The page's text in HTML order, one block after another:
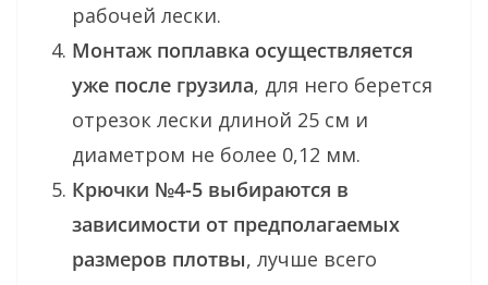
рабочей лески.
Монтаж поплавка осуществляется
уже после грузила, для него берется
отрезок лески длиной 25 см и
диаметром не более 0,12 мм.
Крючки №4-5 выбираются в
зависимости от предполагаемых
размеров плотвы, лучше всего